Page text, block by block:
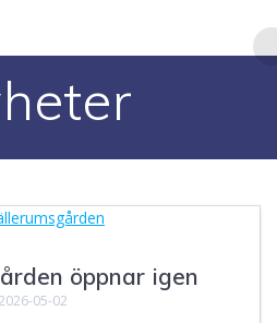
innehåll
öppnar igen
05-02